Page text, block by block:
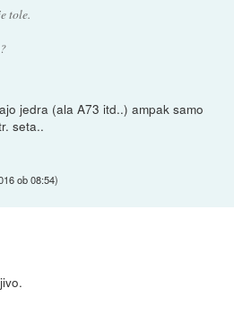
tole.
jedra (ala A73 itd..) ampak samo
seta..
ob 08:54)